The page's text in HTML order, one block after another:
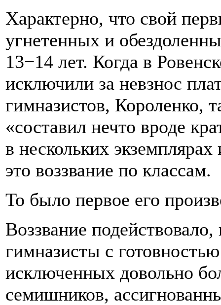
Характерно, что свой
угнетенных и
13−14 лет. Когда в
исключили за невзнос
гимназистов, Короленко,
«составил нечто вроде
в нескольких
это воззвание по классам.
То было первое его
Воззвание
гимназисты с
исключенных довольно
семишников,